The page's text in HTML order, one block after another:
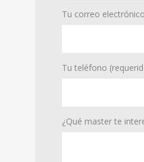
Tu correo
Tu teléfono
¿Qué master te